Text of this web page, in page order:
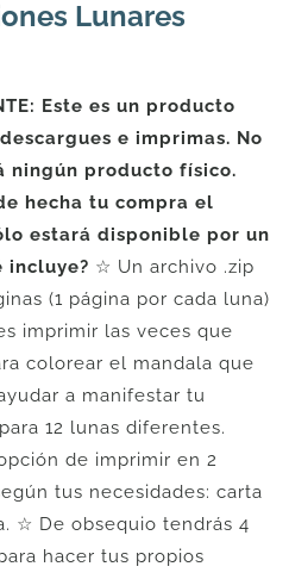
Lunares
Este es un producto
e imprimas. No
ningún producto físico.
hecha tu compra el
estará disponible por un
incluye? ☆ Un archivo .zip
(1 página por cada luna)
imprimir las veces que
colorear el mandala que
a manifestar tu
12 lunas diferentes.
de imprimir en 2
tus necesidades: carta
☆ De obsequio tendrás 4
hacer tus propios